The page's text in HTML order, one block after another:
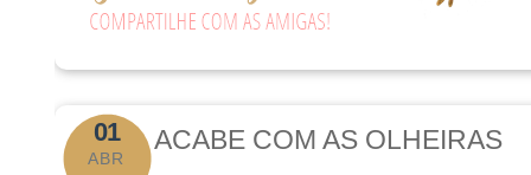
01
ABR
ACABE COM AS OLHEIRAS